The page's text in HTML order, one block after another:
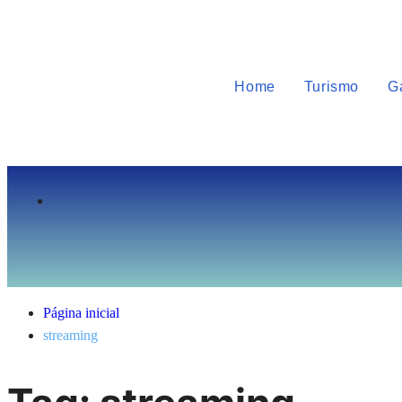
Home Turismo
Página inicial
streaming